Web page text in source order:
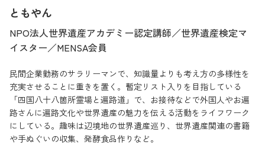
ともやん
NPO法人世界遺産アカデミー認定講師／世界遺産検定マ
イスター／MENSA会員
民間企業勤務のサラリーマンで、知識量よりも考え方の多様性を
充実させることに重きを置く。暫定リスト入りを目指している
「四国八十八箇所霊場と遍路道」で、お接待などで外国人やお遍
路さんに遍路文化や世界遺産の魅力を伝える活動をライフワーク
にしている。趣味は辺境地の世界遺産巡り、世界遺産関連の書籍
や手ぬぐいの収集、発酵食品作りなど。